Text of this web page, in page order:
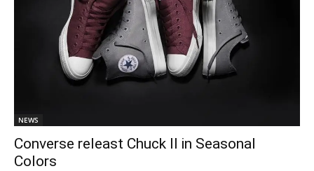
NEWS
Converse releast Chuck II in Seasonal
Colors